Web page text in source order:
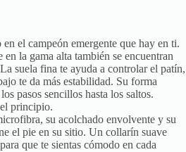
el campeón emergente que hay en ti.
la gama alta también se encuentran
suela fina te ayuda a controlar el patín,
te da más estabilidad. Su forma
pasos sencillos hasta los saltos.
principio.
su acolchado envolvente y su
el pie en su sitio. Un collarín suave
que te sientas cómodo en cada